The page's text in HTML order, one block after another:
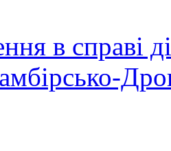
в справі